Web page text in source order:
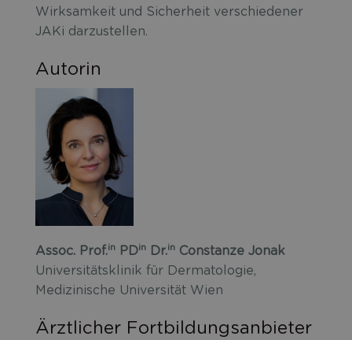
Wirksamkeit und Sicherheit verschiedener
JAKi darzustellen.
Autorin
Assoc. Prof.in PDin Dr.in Constanze Jonak
Universitätsklinik für Dermatologie,
Medizinische Universität Wien
Ärztlicher Fortbildungsanbieter